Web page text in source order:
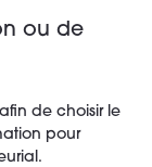
ou de
de choisir le
pour